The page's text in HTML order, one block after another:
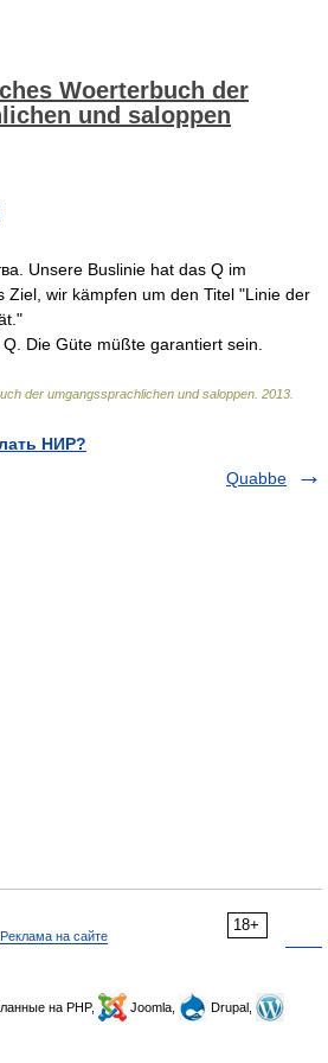
Woerterbuch der
und saloppen
Unsere Buslinie hat das Q im
Ziel, wir kämpfen um den Titel "Linie der
Die Güte müßte garantiert sein.
der umgangssprachlichen und saloppen 2013
НИР?
Quabbe
18+
Реклама на сайте
на PHP, Joomla,
Drupal,